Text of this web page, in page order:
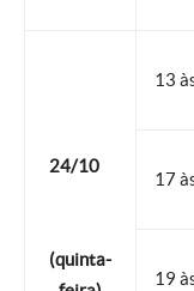
24/10
(quinta-
13
17
19